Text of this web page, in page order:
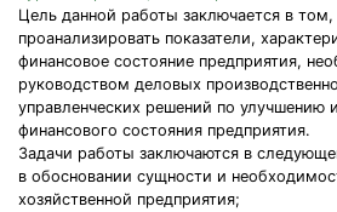
Цель данной работы заключается в
проанализировать показатели,
финансовое состояние предприятия,
руководством деловых
управленческих решений по улучшению
финансового состояния предприятия.
Задачи работы заключаются в
в обосновании сущности и
хозяйственной предприятия;